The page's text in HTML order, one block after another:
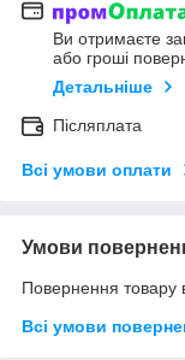
Ви отримаєте
або гроші
Детальніше
Післяплата
Всі умови оплати
Умови
Повернення товару
Всі умови